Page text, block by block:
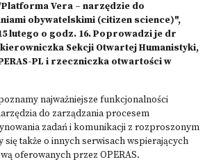
Vera – narzędzie do
obywatelskimi (citizen science)",
lutego o godz. 16. Poprowadzi je dr
Sekcji Otwartej Humanistyki,
PL i rzeczniczka otwartości w
najważniejsze funkcjonalności
do zarządzania procesem
zadań i komunikacji z rozproszonym
się także o innych serwisach wspierających
oferowanych przez OPERAS.